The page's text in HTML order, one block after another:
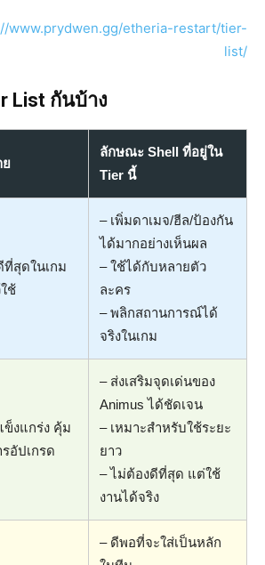
www.prydwen.gg/etheria-restart/tier-
list/
List กันบ้าง
ย
ลักษณะ Shell ที่อยู่ใน
Tier นี้
ที่สุดในเกม
ช้
– เพิ่มดาเมจ/ฮีล/ป้องกัน
ได้มากอย่างเห็นผล
– ใช้ได้กับหลายตัว
ละคร
– พลิกสถานการณ์ได้
จริงในเกม
ข็งแกร่ง คุ้ม
อัปเกรด
– ส่งเสริมจุดเด่นของ
Animus ได้ชัดเจน
– เหมาะสำหรับใช้ระยะ
ยาว
– ไม่ต้องดีที่สุด แต่ใช้
งานได้จริง
– ดีพอที่จะใส่เป็นหลัก